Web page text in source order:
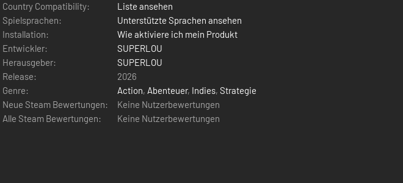
Country Compatibility:
Liste ansehen
Spielsprachen:
Unterstützte Sprachen ansehen
Installation:
Wie aktiviere ich mein Produkt
Entwickler:
SUPERLOU
Herausgeber:
SUPERLOU
Release:
2026
Genre:
Action, Abenteuer, Indies, Strategie
Neue Steam Bewertungen:
Keine Nutzerbewertungen
Alle Steam Bewertungen:
Keine Nutzerbewertungen